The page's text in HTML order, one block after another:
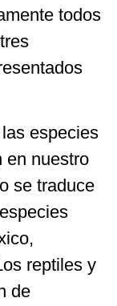
todos
especies
en nuestro
se traduce
reptiles y
de